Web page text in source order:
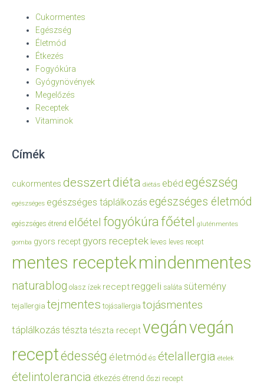
Cukormentes
Egészség
Életmód
Étkezés
Fogyókúra
Gyógynövények
Megelőzés
Receptek
Vitaminok
Címék
cukormentes desszertdiéta diétás ebéd egészség
egészséges egészséges táplálkozás egészséges életmód
egészséges étrend előétel fogyókúrafőétel gluténmentes
gomba gyors recept gyors receptek leves leves recept
mentes receptekmindenmentes
naturablog olasz ízek recept reggeli saláta sütemény
tejallergia tejmentes tojásallergia tojásmentes
táplálkozás tészta tészta receptvegánvegán
receptédesség életmód és ételallergia ételek
ételintolerancia étkezés étrend őszi recept